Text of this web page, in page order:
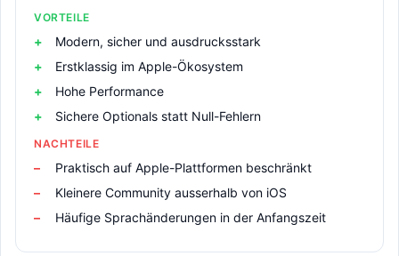
VORTEILE
Modern, sicher und ausdrucksstark
Erstklassig im Apple-Ökosystem
Hohe Performance
Sichere Optionals statt Null-Fehlern
NACHTEILE
Praktisch auf Apple-Plattformen beschränkt
Kleinere Community ausserhalb von iOS
Häufige Sprachänderungen in der Anfangszeit